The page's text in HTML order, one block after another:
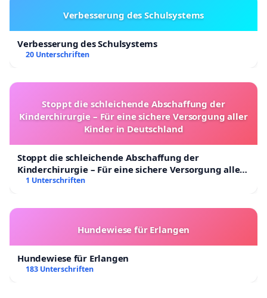
Verbesserung des Schulsystems
Verbesserung des Schulsystems
20 Unterschriften
Stoppt die schleichende Abschaffung der
Kinderchirurgie – Für eine sichere Versorgung aller
Kinder in Deutschland
Stoppt die schleichende Abschaffung der
Kinderchirurgie – Für eine sichere Versorgung aller
Kinder in Deutschland
1 Unterschriften
Hundewiese für Erlangen
Hundewiese für Erlangen
183 Unterschriften